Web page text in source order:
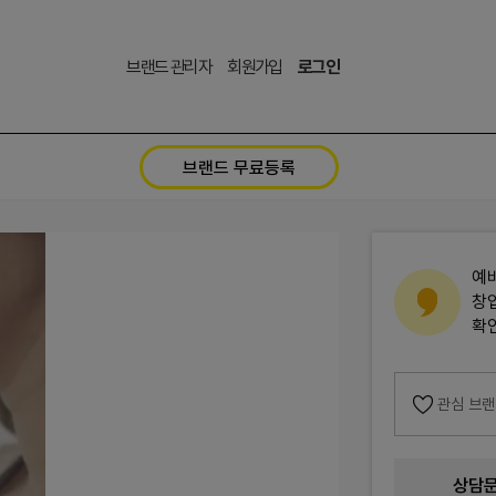
브랜드 관리자 회원가입 로그인
브랜드 무료등록
예
창
확
관심 브
상담